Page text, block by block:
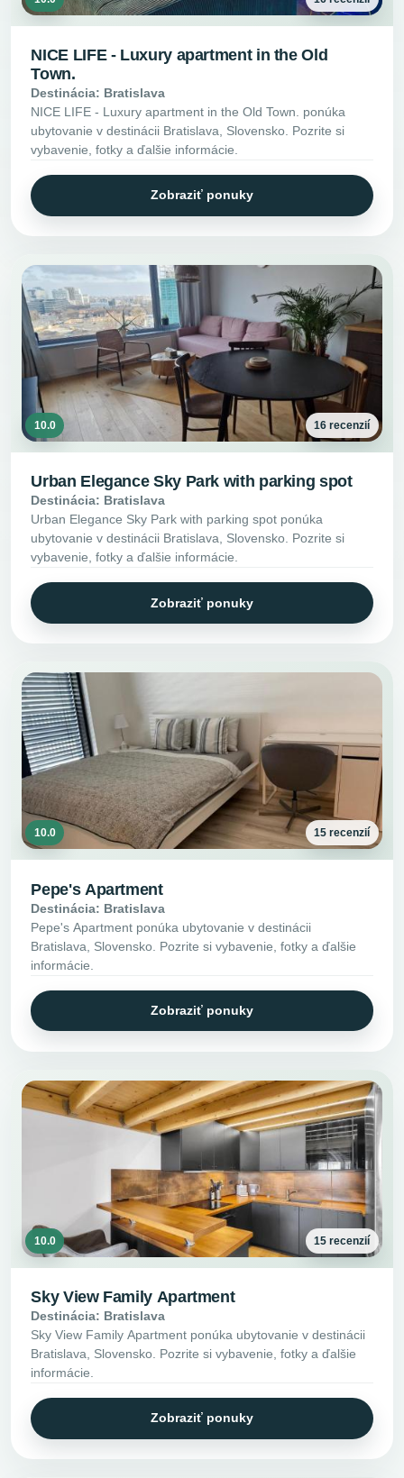
NICE LIFE - Luxury apartment in the Old
Town.
Destinácia: Bratislava
NICE LIFE - Luxury apartment in the Old Town. ponúka
ubytovanie v destinácii Bratislava, Slovensko. Pozrite si
vybavenie, fotky a ďalšie informácie.
Zobraziť ponuky
10.0 16 recenzií
Urban Elegance Sky Park with parking spot
Destinácia: Bratislava
Urban Elegance Sky Park with parking spot ponúka
ubytovanie v destinácii Bratislava, Slovensko. Pozrite si
vybavenie, fotky a ďalšie informácie.
Zobraziť ponuky
10.0 15 recenzií
Pepe's Apartment
Destinácia: Bratislava
Pepe's Apartment ponúka ubytovanie v destinácii
Bratislava, Slovensko. Pozrite si vybavenie, fotky a ďalšie
informácie.
Zobraziť ponuky
10.0 15 recenzií
Sky View Family Apartment
Destinácia: Bratislava
Sky View Family Apartment ponúka ubytovanie v destinácii
Bratislava, Slovensko. Pozrite si vybavenie, fotky a ďalšie
informácie.
Zobraziť ponuky